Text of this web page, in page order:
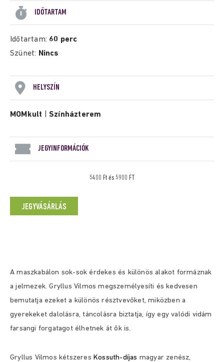
IDŐTARTAM
Időtartam: 60 perc
Szünet: Nincs
HELYSZÍN
MOMkult |Színházterem
JEGYINFORMÁCIÓK
5400 Ft és 5900 FT
JEGYVÁSÁRLÁS
A maszkabálon sok-sok érdekes és különös alakot formáznak
a jelmezek. Gryllus Vilmos megszemélyesíti és kedvesen
bemutatja ezeket a különös résztvevőket, miközben a
gyerekeket dalolásra, táncolásra biztatja, így egy valódi vidám
farsangi forgatagot élhetnek át ők is.
Gryllus Vilmos kétszeres Kossuth-díjas magyar zenész,